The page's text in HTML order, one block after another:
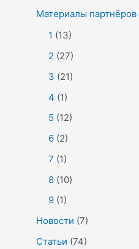
Материалы партнёров
1 (13)
2 (27)
3 (21)
4 (1)
5 (12)
6 (2)
7 (1)
8 (10)
9 (1)
Новости (7)
Статьи (74)